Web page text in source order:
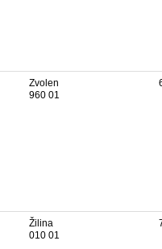
Zvolen
960 01
Žilina
010 01